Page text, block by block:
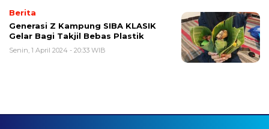
Berita
Generasi Z Kampung SIBA KLASIK
Gelar Bagi Takjil Bebas Plastik
Senin, 1 April 2024 - 20:33 WIB